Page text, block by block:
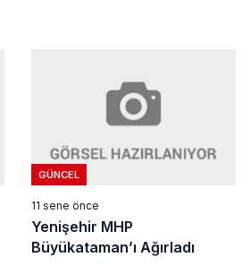
GÜNCEL
11 sene önce
Yenişehir MHP
Büyükataman’ı Ağırladı